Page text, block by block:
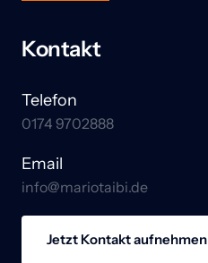
Kontakt
Telefon
0174 9702888
Email
info@mariotaibi.de
Jetzt Kontakt aufnehmen